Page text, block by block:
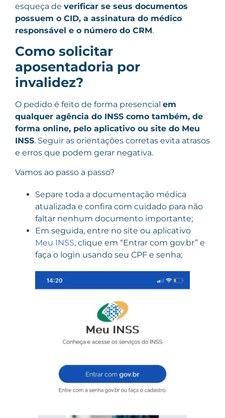
esqueça de verificar se seus documentos
possuem o CID, a assinatura do médico
responsável e o número do CRM.
Como solicitar
aposentadoria por
invalidez?
O pedido é feito de forma presencial em
qualquer agência do INSS como também, de
forma online, pelo aplicativo ou site do Meu
INSS. Seguir as orientações corretas evita atrasos
e erros que podem gerar negativa.
Vamos ao passo a passo?
Separe toda a documentação médica
atualizada e confira com cuidado para não
faltar nenhum documento importante;
Em seguida, entre no site ou aplicativo
Meu INSS, clique em “Entrar com gov.br” e
faça o login usando seu CPF e senha;